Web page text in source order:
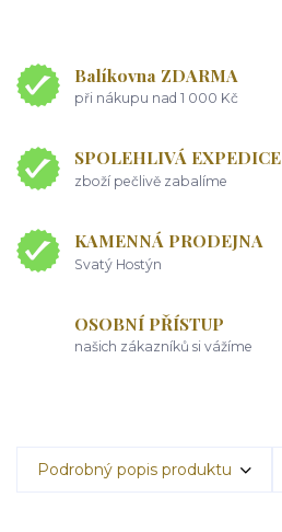
Balíkovna ZDARMA
při nákupu nad 1 000 Kč
SPOLEHLIVÁ EXPEDICE
zboží pečlivě zabalíme
KAMENNÁ PRODEJNA
Svatý Hostýn
OSOBNÍ PŘÍSTUP
našich zákazníků si vážíme
Podrobný popis produktu